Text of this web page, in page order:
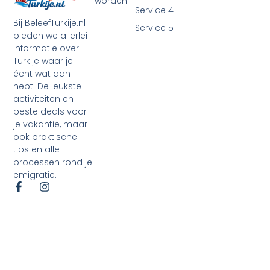
Bij BeleefTurkije.nl
bieden we allerlei
informatie over
Turkije waar je
écht wat aan
hebt. De leukste
activiteiten en
beste deals voor
je vakantie, maar
ook praktische
tips en alle
processen rond je
emigratie.
Service 4
Service 5